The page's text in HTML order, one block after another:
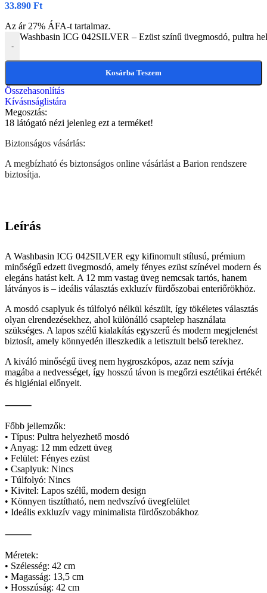
33.890 Ft
Az ár 27% ÁFA-t tartalmaz.
-
Washbasin ICG 042SILVER – Ezüst színű üvegmosdó, pultra
Kosárba Teszem
Összehasonlítás
Kívásnságlistára
Megosztás:
18 látógató nézi jelenleg ezt a terméket!
Biztonságos vásárlás:
A megbízható és biztonságos online vásárlást a Barion rendszere
biztosítja.
Leírás
A Washbasin ICG 042SILVER egy kifinomult stílusú, prémium
minőségű edzett üvegmosdó, amely fényes ezüst színével modern és
elegáns hatást kelt. A 12 mm vastag üveg nemcsak tartós, hanem
látványos is – ideális választás exkluzív fürdőszobai enteriőrökhöz.
A mosdó csaplyuk és túlfolyó nélkül készült, így tökéletes választás
olyan elrendezésekhez, ahol különálló csaptelep használata
szükséges. A lapos szélű kialakítás egyszerű és modern megjelenést
biztosít, amely könnyedén illeszkedik a letisztult belső terekhez.
A kiváló minőségű üveg nem hygroszkópos, azaz nem szívja
magába a nedvességet, így hosszú távon is megőrzi esztétikai értékét
és higiéniai előnyeit.
⸻
Főbb jellemzők:
• Típus: Pultra helyezhető mosdó
• Anyag: 12 mm edzett üveg
• Felület: Fényes ezüst
• Csaplyuk: Nincs
• Túlfolyó: Nincs
• Kivitel: Lapos szélű, modern design
• Könnyen tisztítható, nem nedvszívó üvegfelület
• Ideális exkluzív vagy minimalista fürdőszobákhoz
⸻
Méretek:
• Szélesség: 42 cm
• Magasság: 13,5 cm
• Hosszúság: 42 cm